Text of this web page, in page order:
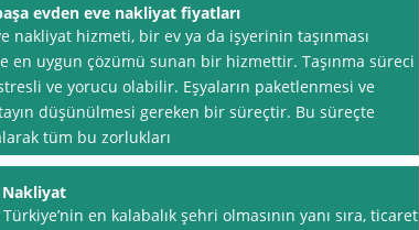
evden eve nakliyat fiyatları
nakliyat hizmeti, bir ev ya da işyerinin taşınması
en uygun çözümü sunan bir hizmettir. Taşınma süreci
ve yorucu olabilir. Eşyaların paketlenmesi ve
düşünülmesi gereken bir süreçtir. Bu süreçte
tüm bu zorlukları
Nakliyat
en kalabalık şehri olmasının yanı sıra, ticaret